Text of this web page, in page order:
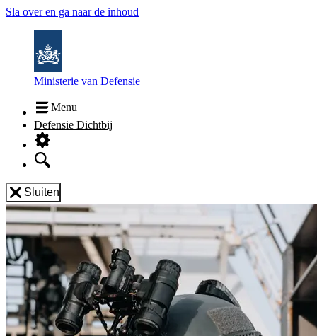
Sla over en ga naar de inhoud
Ministerie van Defensie
Menu
Defensie Dichtbij
Sluiten